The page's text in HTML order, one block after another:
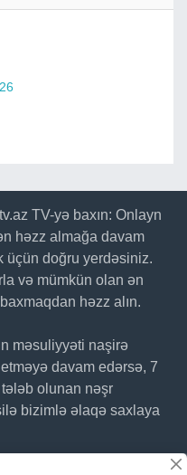
TV-yə baxın: Onlayn
həzz almağa davam
üçün doğru yerdəsiniz.
və mümkün olan ən
həzz alın.
məsuliyyəti naşirə
davam edərsə, 7
olunan nəşr
bizimlə əlaqə saxlaya